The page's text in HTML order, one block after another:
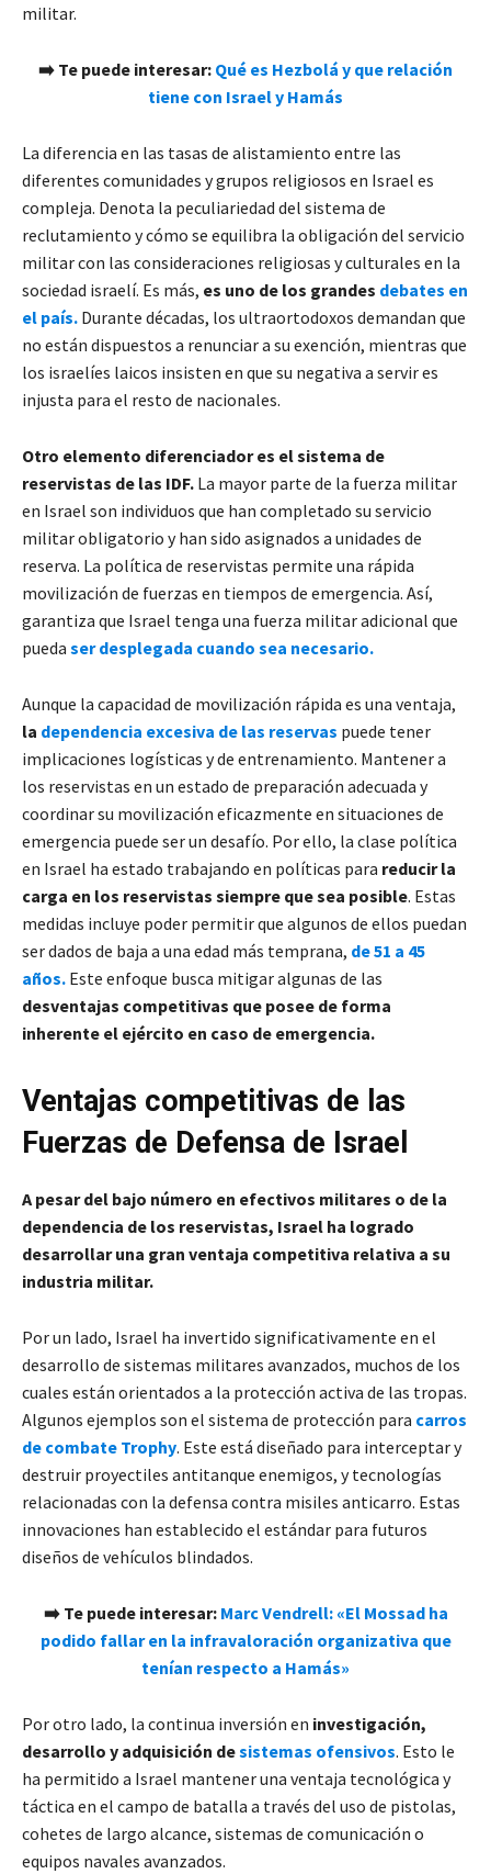
militar.
➡️ Te puede interesar: Qué es Hezbolá y que relación
tiene con Israel y Hamás
La diferencia en las tasas de alistamiento entre las
diferentes comunidades y grupos religiosos en Israel es
compleja. Denota la peculiariedad del sistema de
reclutamiento y cómo se equilibra la obligación del servicio
militar con las consideraciones religiosas y culturales en la
sociedad israelí. Es más, es uno de los grandes debates en
el país. Durante décadas, los ultraortodoxos demandan que
no están dispuestos a renunciar a su exención, mientras que
los israelíes laicos insisten en que su negativa a servir es
injusta para el resto de nacionales.
Otro elemento diferenciador es el sistema de
reservistas de las IDF. La mayor parte de la fuerza militar
en Israel son individuos que han completado su servicio
militar obligatorio y han sido asignados a unidades de
reserva. La política de reservistas permite una rápida
movilización de fuerzas en tiempos de emergencia. Así,
garantiza que Israel tenga una fuerza militar adicional que
pueda ser desplegada cuando sea necesario.
Aunque la capacidad de movilización rápida es una ventaja,
la dependencia excesiva de las reservas puede tener
implicaciones logísticas y de entrenamiento. Mantener a
los reservistas en un estado de preparación adecuada y
coordinar su movilización eficazmente en situaciones de
emergencia puede ser un desafío. Por ello, la clase política
en Israel ha estado trabajando en políticas para reducir la
carga en los reservistas siempre que sea posible. Estas
medidas incluye poder permitir que algunos de ellos puedan
ser dados de baja a una edad más temprana, de 51 a 45
años. Este enfoque busca mitigar algunas de las
desventajas competitivas que posee de forma
inherente el ejército en caso de emergencia.
Ventajas competitivas de las
Fuerzas de Defensa de Israel
A pesar del bajo número en efectivos militares o de la
dependencia de los reservistas, Israel ha logrado
desarrollar una gran ventaja competitiva relativa a su
industria militar.
Por un lado, Israel ha invertido significativamente en el
desarrollo de sistemas militares avanzados, muchos de los
cuales están orientados a la protección activa de las tropas.
Algunos ejemplos son el sistema de protección para carros
de combate Trophy. Este está diseñado para interceptar y
destruir proyectiles antitanque enemigos, y tecnologías
relacionadas con la defensa contra misiles anticarro. Estas
innovaciones han establecido el estándar para futuros
diseños de vehículos blindados.
➡️ Te puede interesar: Marc Vendrell: «El Mossad ha
podido fallar en la infravaloración organizativa que
tenían respecto a Hamás»
Por otro lado, la continua inversión en investigación,
desarrollo y adquisición desistemas ofensivos. Esto le
ha permitido a Israel mantener una ventaja tecnológica y
táctica en el campo de batalla a través del uso de pistolas,
cohetes de largo alcance, sistemas de comunicación o
equipos navales avanzados.